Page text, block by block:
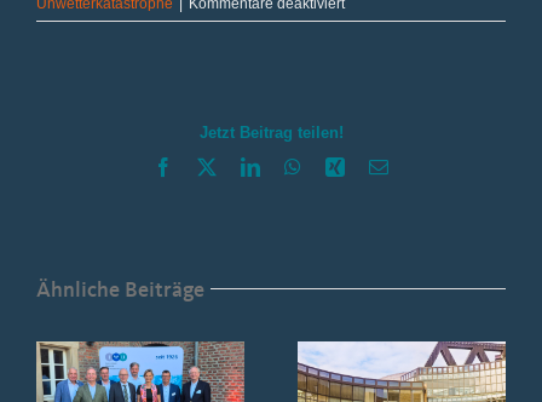
Unwetterkatastrophe
Kommentare deaktiviert
DLRG
Team!
Jetzt Beitrag teilen!
Facebook LinkedInWhatsApp
Xing E-
Ähnliche Beiträge